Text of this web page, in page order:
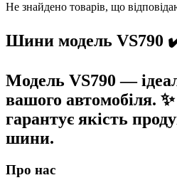
Не знайдено товарів, що
Шини модель VS790
Модель VS790 —
вашого автомобіля.
гарантує якість
шини.
Про нас